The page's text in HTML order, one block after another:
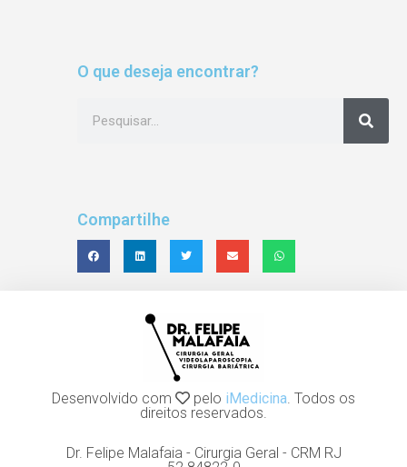
O que deseja encontrar?
Compartilhe
Desenvolvido com pelo iMedicina. Todos os
direitos reservados.
Dr. Felipe Malafaia - Cirurgia Geral - CRM RJ